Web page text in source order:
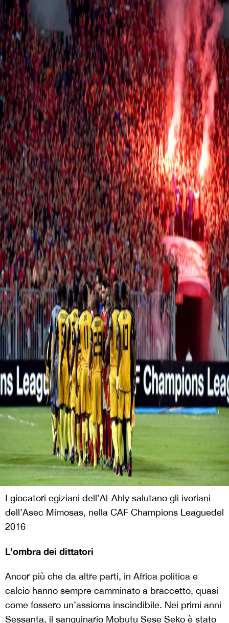
I giocatori egiziani dell’Al-Ahly salutano gli ivoriani
dell’Asec Mimosas, nella CAF Champions Leaguedel
2016
L’ombra dei dittatori
Ancor più che da altre parti, in Africa politica e
calcio hanno sempre camminato a braccetto, quasi
come fossero un’assioma inscindibile. Nei primi anni
Sessanta, il sanguinario Mobutu Sese Seko è stato